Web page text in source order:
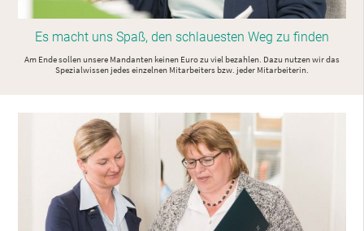
Es macht uns Spaß, den schlauesten Weg zu finden
Am Ende sollen unsere Mandanten keinen Euro zu viel bezahlen. Dazu nutzen wir das
Spezialwissen jedes einzelnen Mitarbeiters bzw. jeder Mitarbeiterin.